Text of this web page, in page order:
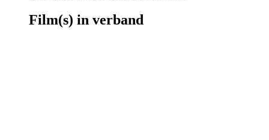
Film(s) in verband